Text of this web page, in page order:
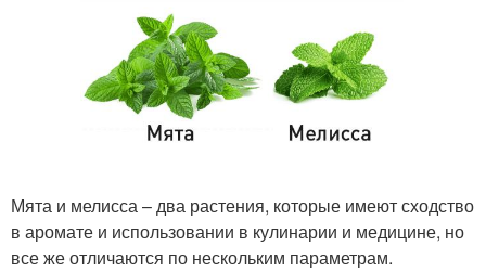
Мята и мелисса – два растения, которые имеют сходство
в аромате и использовании в кулинарии и медицине, но
все же отличаются по нескольким параметрам.